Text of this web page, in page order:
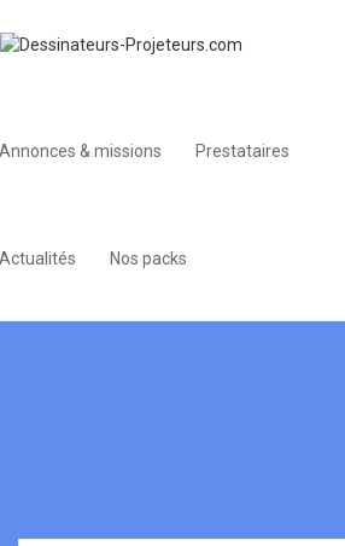
Annonces & missions Prestataires
Actualités Nos packs